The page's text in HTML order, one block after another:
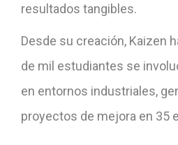
resultados tangibles.
Desde su creación, Kaizen
de mil estudiantes se
en entornos industriales,
proyectos de mejora en 35